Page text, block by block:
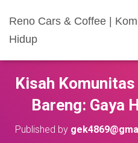
Reno Cars & Coffee |
Hidup
Kisah
Bareng: Gaya
Published by